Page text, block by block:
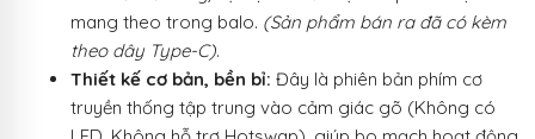
mang theo trong balo. (Sản phẩm bán ra đã có kèm
theo dây Type-C).
Thiết kế cơ bản, bền bỉ: Đây là phiên bản phím cơ
truyền thống tập trung vào cảm giác gõ (Không có